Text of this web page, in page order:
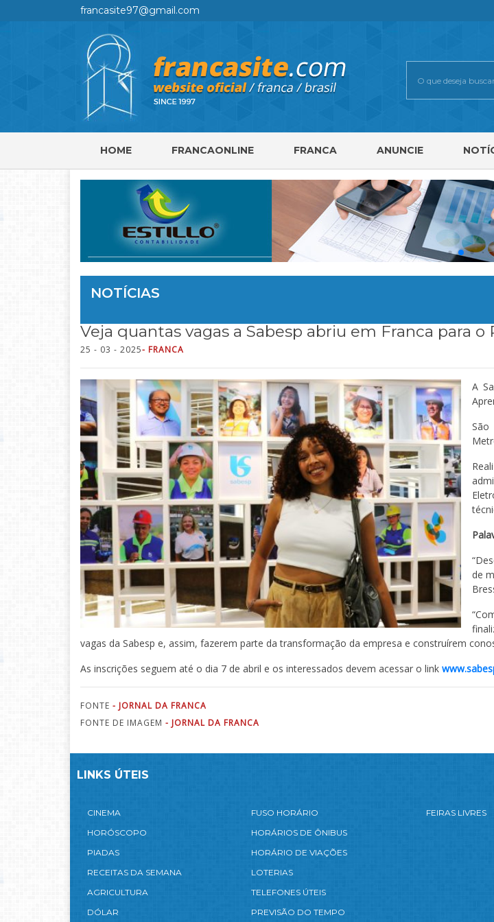
francasite97@gmail.com
HOME FRANCAONLINE FRANCA ANUNCIE
NOTÍCIAS
Veja quantas vagas a Sabesp abriu em Franca para
25 - 03 - 2025- FRANCA
A
São
de
vagas da Sabesp e, assim, fazerem parte da transformação da empresa e construírem
As inscrições seguem até o dia 7 de abril e os interessados devem acessar o link
FONTE - JORNAL DA FRANCA
FONTE DE IMAGEM - JORNAL DA FRANCA
LINKS ÚTEIS
CINEMA
HORÓSCOPO
PIADAS
RECEITAS DA SEMANA
AGRICULTURA
DÓLAR
FUSO HORÁRIO
HORÁRIOS DE ÔNIBUS
HORÁRIO DE VIAÇÕES
LOTERIAS
TELEFONES ÚTEIS
PREVISÃO DO TEMPO
FEIRAS LIVRES